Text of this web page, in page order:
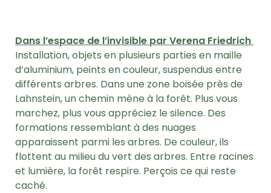
Dans l’espace de l’invisible par Verena Friedrich
Installation, objets en plusieurs parties en maille
d’aluminium, peints en couleur, suspendus entre
différents arbres. Dans une zone boisée près de
Lahnstein, un chemin mène à la forêt. Plus vous
marchez, plus vous appréciez le silence. Des
formations ressemblant à des nuages
apparaissent parmi les arbres. De couleur, ils
flottent au milieu du vert des arbres. Entre racines
et lumière, la forêt respire. Perçois ce qui reste
caché.